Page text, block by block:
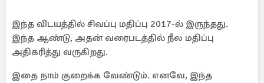
இந்த வி்டயத்தில் சிவப்பு மதிப்பு 2017-ல் இருந்தது.
இந்த ஆண்டு, அதன் வரைபடத்தில் நீல மதிப்பு
அதிகரித்து வருகிறது.
இதை நாம் குறைக்க வேண்டும். எனவே, இந்த